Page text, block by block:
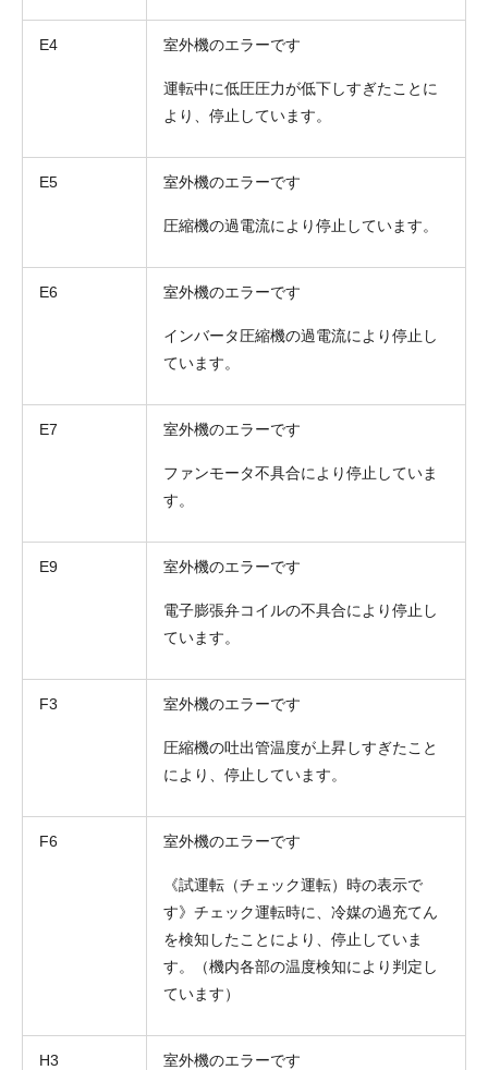
E4 室外機のエラーです
運転中に低圧圧力が低下しすぎたことに
より、停止しています。
E5 室外機のエラーです
圧縮機の過電流により停止しています。
E6 室外機のエラーです
インバータ圧縮機の過電流により停止し
ています。
E7 室外機のエラーです
ファンモータ不具合により停止していま
す。
E9 室外機のエラーです
電子膨張弁コイルの不具合により停止し
ています。
F3 室外機のエラーです
圧縮機の吐出管温度が上昇しすぎたこと
により、停止しています。
F6 室外機のエラーです
《試運転（チェック運転）時の表示で
す》チェック運転時に、冷媒の過充てん
を検知したことにより、停止していま
す。（機内各部の温度検知により判定し
ています）
H3 室外機のエラーです